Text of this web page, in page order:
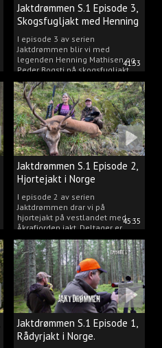
41:53
Jaktdrømmen S.1 Episode 3,
Skogsfugljakt med Henning
og Peder
I episode 3 av serien
Jaktdrømmen blir vi med
legenden Henning Mathisen og
Peder Bogsti på skogsfugljakt.
45:35
Jaktdrømmen S.1 Episode 2,
Hjortejakt i Norge
I episode 2 av serien
Jaktdrømmen drar vi på
hjortejakt på vestlandet med
Åkrafjorden jakt. Deltager er
Michelle Sofi Thomassen.
Jaktdrømmen S.1 Episode 1,
Rådyrjakt i Norge.